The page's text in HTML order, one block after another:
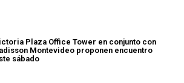
Plaza Office Tower en conjunto con
Montevideo proponen encuentro
sábado